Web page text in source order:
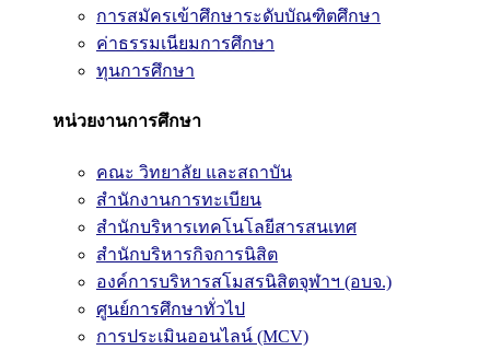
การสมัครเข้าศึกษาระดับบัณฑิตศึกษา
ค่าธรรมเนียมการศึกษา
ทุนการศึกษา
หน่วยงานการศึกษา
คณะ วิทยาลัย และสถาบัน
สำนักงานการทะเบียน
สำนักบริหารเทคโนโลยีสารสนเทศ
สำนักบริหารกิจการนิสิต
องค์การบริหารสโมสรนิสิตจุฬาฯ (อบจ.)
ศูนย์การศึกษาทั่วไป
การประเมินออนไลน์ (MCV)